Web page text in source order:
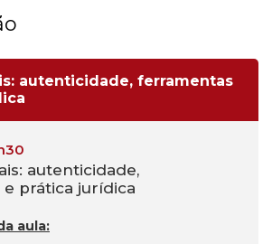
autenticidade, ferramentas
autenticidade,
prática jurídica
aula: